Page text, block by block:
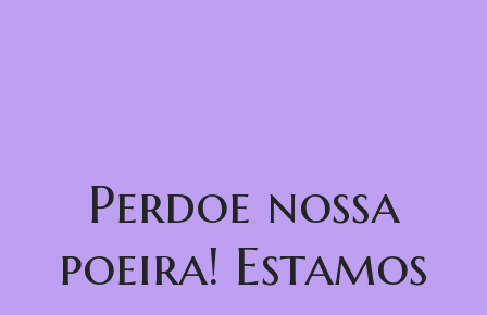
Perdoe nossa
poeira! Estamos